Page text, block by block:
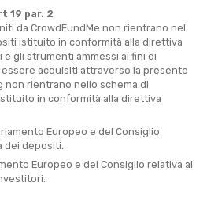
19 par. 2
da CrowdFundMe non rientrano nel
istituito in conformità alla direttiva
e gli strumenti ammessi ai fini di
acquisiti attraverso la presente
rientrano nello schema di
in conformità alla direttiva
Europeo e del Consiglio
dei depositi.
Europeo e del Consiglio relativa ai